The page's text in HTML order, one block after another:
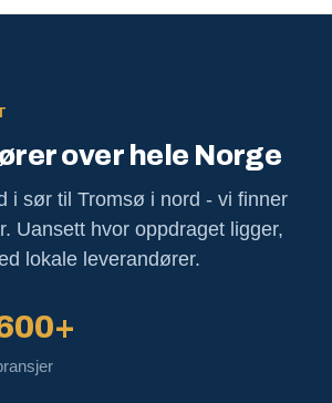
over hele Norge
i sør til Tromsø i nord - vi finner
Uansett hvor oppdraget ligger,
lokale leverandører.